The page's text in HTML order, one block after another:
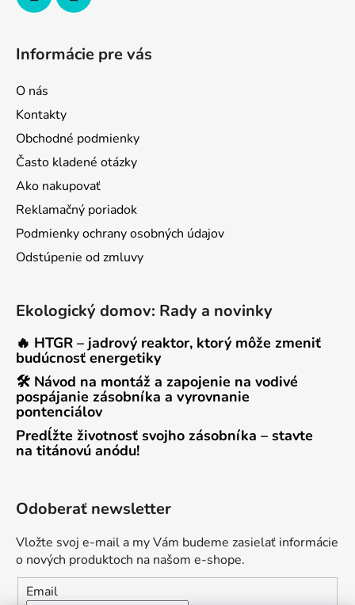
Informácie pre vás
O nás
Kontakty
Obchodné podmienky
Často kladené otázky
Ako nakupovať
Reklamačný poriadok
Podmienky ochrany osobných údajov
Odstúpenie od zmluvy
Ekologický domov: Rady a novinky
🔥 HTGR – jadrový reaktor, ktorý môže zmeniť
budúcnosť energetiky
🛠 Návod na montáž a zapojenie na vodivé
pospájanie zásobníka a vyrovnanie
pontenciálov
Predĺžte životnosť svojho zásobníka – stavte
na titánovú anódu!
Odoberať newsletter
Vložte svoj e-mail a my Vám budeme zasielať informácie
o nových produktoch na našom e-shope.
Email